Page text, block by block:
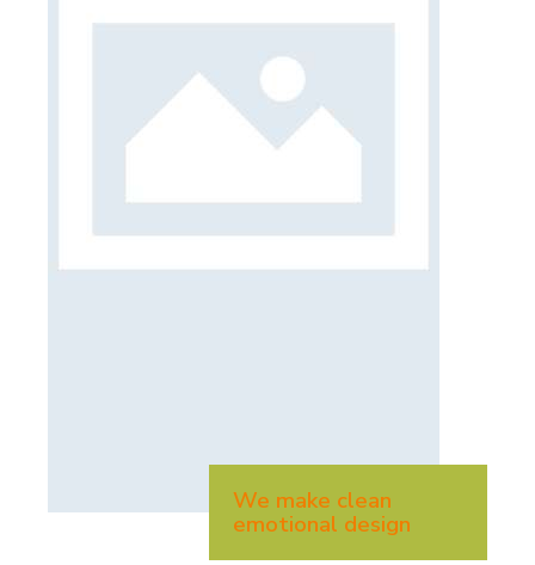
We make clean
emotional design